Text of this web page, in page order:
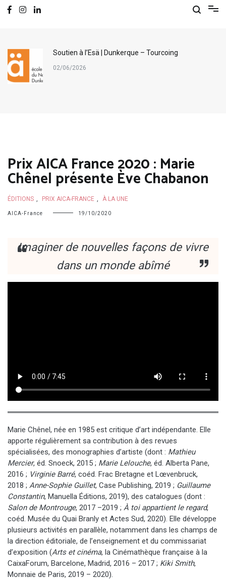
Soutien à l’Esä | Dunkerque – Tourcoing
02/06/2026
Prix AICA France 2020 : Marie
Chênel présente Ève Chabanon
ÉDITIONS PRIX AICA-FRANCE À LA UNE
AICA-France 19/10/2020
Imaginer de nouvelles façons de vivre
dans un monde abîmé
Marie Chênel, née en 1985 est critique d’art indépendante. Elle
apporte régulièrement sa contribution à des revues
spécialisées, des monographies d’artiste (dont : Mathieu
Mercier, éd. Snoeck, 2015 ; Marie Lelouche, éd. Alberta Pane,
2016 ; Virginie Barré, coéd. Frac Bretagne et Lœvenbruck,
2018 ; Anne-Sophie Guillet, Case Publishing, 2019 ; Guillaume
Constantin, Manuella Éditions, 2019), des catalogues (dont :
Salon de Montrouge, 2017 –2019 ; À toi appartient le regard,
coéd. Musée du Quai Branly et Actes Sud, 2020). Elle développe
plusieurs activités en parallèle, notamment dans les champs de
la direction éditoriale, de l’enseignement et du commissariat
d’exposition (Arts et cinéma, la Cinémathèque française à la
CaixaForum, Barcelone, Madrid, 2016 – 2017 ; Kiki Smith,
Monnaie de Paris, 2019 – 2020).